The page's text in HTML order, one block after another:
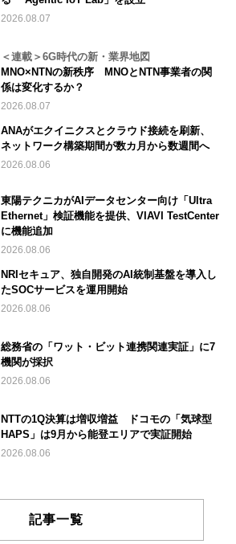
2026.08.07
＜連載＞6G時代の新・業界地図
MNO×NTNの新秩序 MNOとNTN事業者の関
係は変化するか？
2026.08.07
ANAがエクイニクスとクラウド接続を刷新、
ネットワーク構築期間が数カ月から数週間へ
2026.08.06
東陽テクニカがAIデータセンター向け「Ultra
Ethernet」検証機能を提供、VIAVI TestCenter
に機能追加
2026.08.06
NRIセキュア、独自開発のAI統制基盤を導入し
たSOCサービスを運用開始
2026.08.06
総務省の「ワット・ビット連携関連実証」に7
機関が採択
2026.08.06
NTTの1Q決算は増収増益 ドコモの「気球型
HAPS」は9月から能登エリアで実証開始
2026.08.06
記事一覧